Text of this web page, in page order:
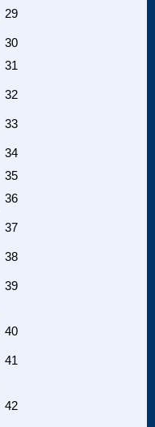
29
30
31
32
33
34
35
36
37
38
39
40
41
42